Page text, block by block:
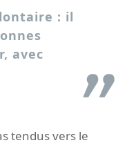
: il
avec
tendus vers le